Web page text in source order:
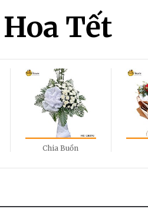
Tết
Chia Buồn